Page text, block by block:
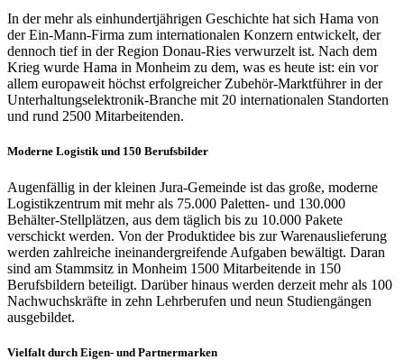
In der mehr als einhundertjährigen Geschichte hat sich Hama von
der Ein-Mann-Firma zum internationalen Konzern entwickelt, der
dennoch tief in der Region Donau-Ries verwurzelt ist. Nach dem
Krieg wurde Hama in Monheim zu dem, was es heute ist: ein vor
allem europaweit höchst erfolgreicher Zubehör-Marktführer in der
Unterhaltungselektronik-Branche mit 20 internationalen Standorten
und rund 2500 Mitarbeitenden.
Moderne Logistik und 150 Berufsbilder
Augenfällig in der kleinen Jura-Gemeinde ist das große, moderne
Logistikzentrum mit mehr als 75.000 Paletten- und 130.000
Behälter-Stellplätzen, aus dem täglich bis zu 10.000 Pakete
verschickt werden. Von der Produktidee bis zur Warenauslieferung
werden zahlreiche ineinandergreifende Aufgaben bewältigt. Daran
sind am Stammsitz in Monheim 1500 Mitarbeitende in 150
Berufsbildern beteiligt. Darüber hinaus werden derzeit mehr als 100
Nachwuchskräfte in zehn Lehrberufen und neun Studiengängen
ausgebildet.
Vielfalt durch Eigen- und Partnermarken